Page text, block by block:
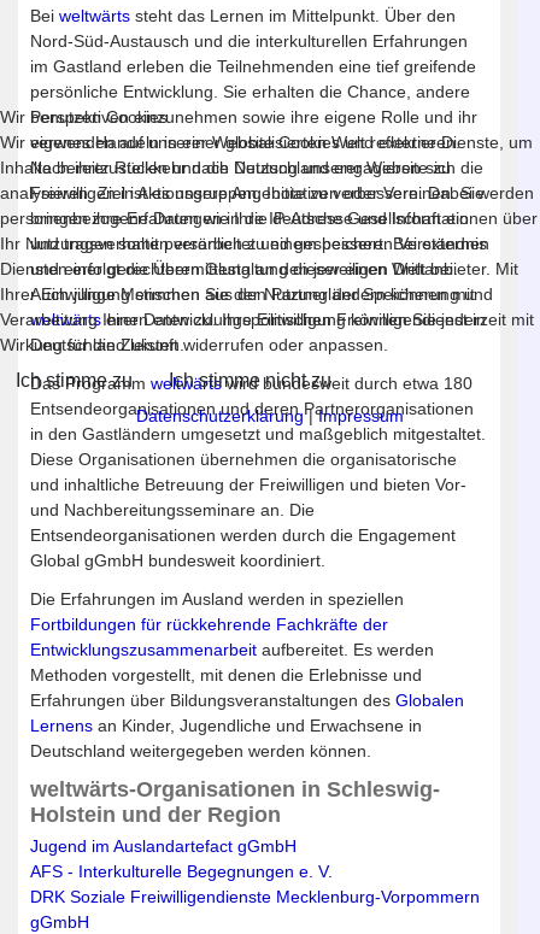
Bei weltwärts steht das Lernen im Mittelpunkt. Über den
Nord-Süd-Austausch und die interkulturellen Erfahrungen
im Gastland erleben die Teilnehmenden eine tief greifende
persönliche Entwicklung. Sie erhalten die Chance, andere
Perspektiven einzunehmen sowie ihre eigene Rolle und ihr
eigenes Handeln in einer globalisierten Welt reflektieren.
Nach ihrer Rückkehr nach Deutschland engagieren sich die
Freiwilligen in Aktionsgruppen, Initiativen oder Vereinen. Sie
bringen ihre Erfahrungen in die deutsche Gesellschaft ein
und tragen somit persönlich zu einem besseren Verständnis
und einer gerechteren Gestaltung dieser einen Welt bei.
Auch junge Menschen aus den Partnerländern können mit
weltwärtseinen entwicklungspolitischen Freiwilligendienst in
Deutschland leisten.
Das Programm weltwärtswird bundesweit durch etwa 180
Entsendeorganisationen und deren Partnerorganisationen
in den Gastländern umgesetzt und maßgeblich mitgestaltet.
Diese Organisationen übernehmen die organisatorische
und inhaltliche Betreuung der Freiwilligen und bieten Vor-
und Nachbereitungsseminare an. Die
Entsendeorganisationen werden durch die Engagement
Global gGmbH bundesweit koordiniert.
Die Erfahrungen im Ausland werden in speziellen
Fortbildungen für rückkehrende Fachkräfte der
Entwicklungszusammenarbeit aufbereitet. Es werden
Methoden vorgestellt, mit denen die Erlebnisse und
Erfahrungen über Bildungsveranstaltungen des Globalen
Lernens an Kinder, Jugendliche und Erwachsene in
Deutschland weitergegeben werden können.
weltwärts-Organisationen in Schleswig-
Holstein und der Region
Jugend im Auslandartefact gGmbH
AFS - Interkulturelle Begegnungen e. V.
DRK Soziale Freiwilligendienste Mecklenburg-Vorpommern
gGmbH
Wir benutzen Cookies
Wir verwenden auf unserer Website Cookies und externe Dienste, um
Inhalte bereitzustellen und die Nutzung unserer Website zu
analysieren. Ziel ist es unsere Angebote zu verbessern. Dabei werden
personenbezogene Daten wie Ihre IP-Adresse und Informationen über
Ihr Nutzungsverhalten verarbeitet und gespeichert. Bei externen
Diensten erfolgt die Übermittlung an den jeweiligen Drittanbieter. Mit
Ihrer Einwilligung stimmen Sie der Nutzung der Speicherung und
Verarbeitung Ihrer Daten zu. Ihre Einwilligung können Sie jederzeit mit
Wirkung für die Zukunft widerrufen oder anpassen.
Ich stimme zu Ich stimme nicht zu
Datenschutzerklärung|Impressum